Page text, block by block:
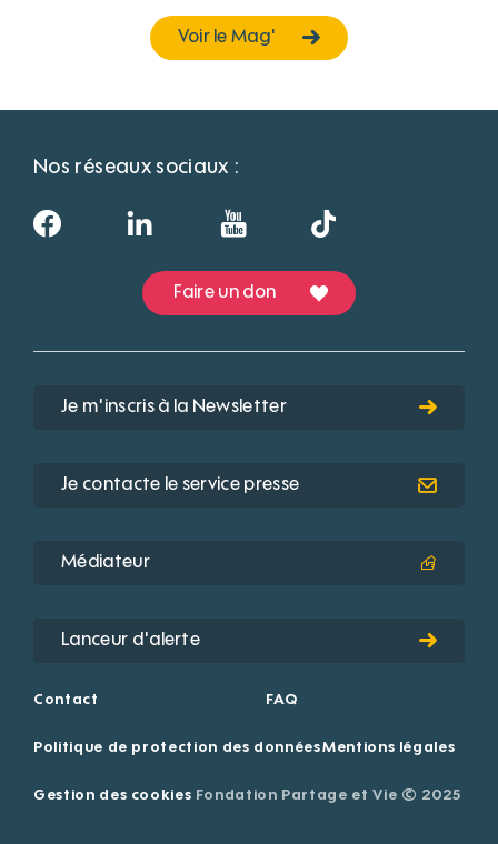
Voir le Mag'
Nos réseaux sociaux :
Faire un don
Je m'inscris à la Newsletter
Je contacte le service presse
Médiateur
Lanceur d'alerte
Contact FAQ
Politique de protection des donnéesMentions légales
Gestion des cookies Fondation Partage et Vie © 2025